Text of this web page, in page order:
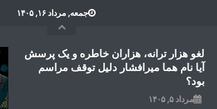
جمعه, مرداد ۱۶, ۱۴۰۵
لغو هزار ترانه، هزاران خاطره و یک پرسش
آیا نام هما میرافشار دلیل توقف مراسم
بود؟
مرداد ۵, ۱۴۰۵